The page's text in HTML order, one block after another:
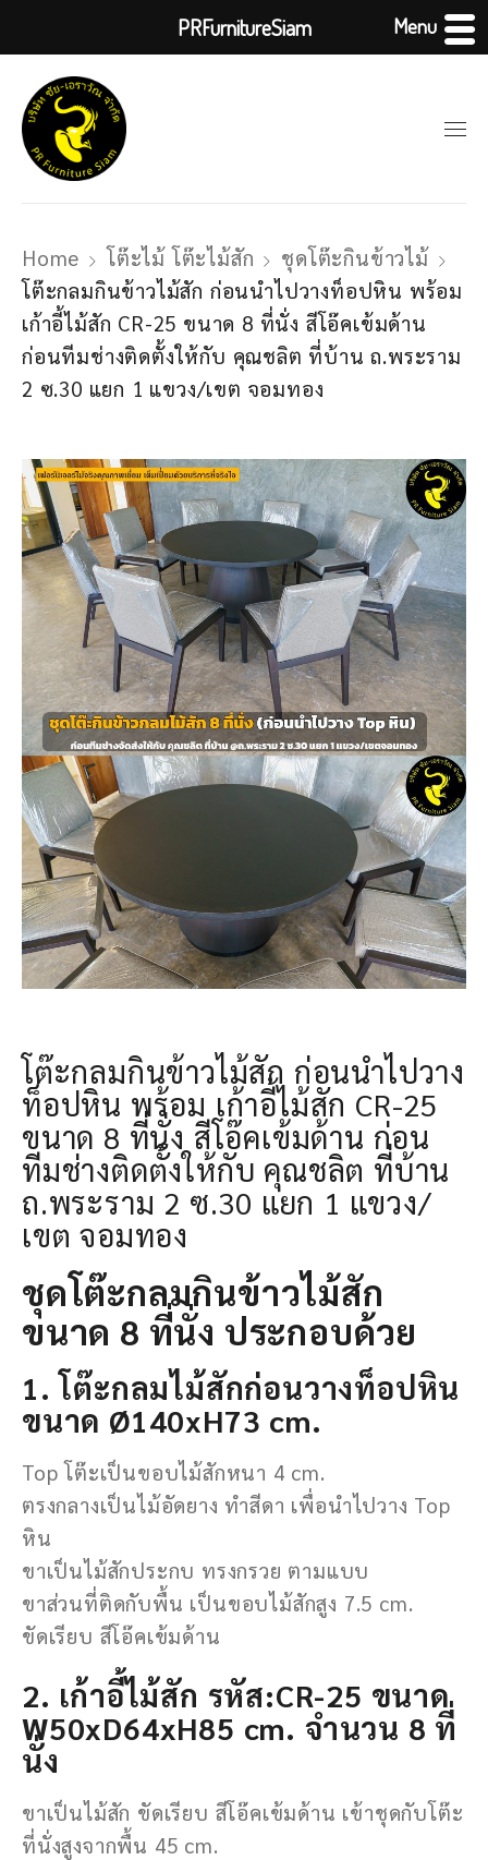
Home โต๊ะไม้ โต๊ะไม้สัก
ชุดโต๊ะกินข้าวไม้
โต๊ะกลมกินข้าวไม้สัก ก่อนนำไปวางท็อปหิน พร้อม
เก้าอี้ไม้สัก CR-25 ขนาด 8 ที่นั่ง สีโอ๊คเข้มด้าน
ก่อนทีมช่างติดตั้งให้กับ คุณชลิต ที่บ้าน ถ.พระราม
2 ซ.30 แยก 1 แขวง/เขต จอมทอง
โต๊ะกลมกินข้าวไม้สัก ก่อนนำไปวาง
ท็อปหิน พร้อม เก้าอี้ไม้สัก CR-25
ขนาด 8 ที่นั่ง สีโอ๊คเข้มด้าน ก่อน
ทีมช่างติดตั้งให้กับ คุณชลิต ที่บ้าน
ถ.พระราม 2 ซ.30 แยก 1 แขวง/
เขต จอมทอง
ชุดโต๊ะกลมกินข้าวไม้สัก
ขนาด 8 ที่นั่ง ประกอบด้วย
1. โต๊ะกลมไม้สักก่อนวางท็อปหิน
ขนาด Ø140xH73 cm.
Top โต๊ะเป็นขอบไม้สักหนา 4 cm.
ตรงกลางเป็นไม้อัดยาง ทำสีดา เพื่อนำไปวาง Top
หิน
ขาเป็นไม้สักประกบ ทรงกรวย ตามแบบ
ขาส่วนที่ติดกับพื้น เป็นขอบไม้สักสูง 7.5 cm.
ขัดเรียบ สีโอ๊คเข้มด้าน
2. เก้าอี้ไม้สัก รหัส:CR-25 ขนาด
W50xD64xH85 cm. จำนวน 8 ที่
นั่ง
ขาเป็นไม้สัก ขัดเรียบ สีโอ๊คเข้มด้าน เข้าชุดกับโต๊ะ
ที่นั่งสูงจากพื้น 45 cm.
PRFurnitureSiam Menu